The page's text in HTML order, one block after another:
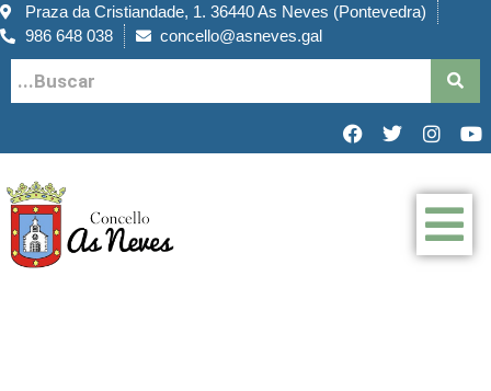
Praza da Cristiandade, 1. 36440 As Neves (Pontevedra)
986 648 038
concello@asneves.gal